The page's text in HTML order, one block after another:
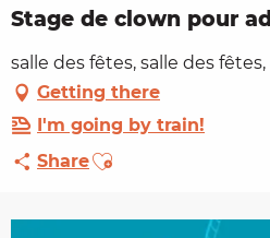
Stage de clown pour
salle des fêtes, salle des
Getting there
I'm going by train!
ShareAjouter aux favoris